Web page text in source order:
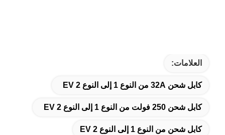
العلامات:
كابل شحن 32A من النوع 1 إلى النوع 2 EV
كابل شحن 250 فولت من النوع 1 إلى النوع 2 EV
كابل شحن من النوع 1 إلى النوع 2 EV